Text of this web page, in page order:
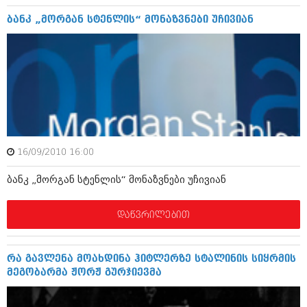
ნოემბერი 2017 (212)
სექტემბერი 2017 (261)
აგვისტო 2017 (212)
ივლისი 2017 (233)
მარტი 2017 (212)
თებერვალი 2017 (205)
იანვარი 2017 (246)
დეკემბერი 2016 (207)
ნოემბერი 2016 (207)
აგვისტო 2016 (258)
ივნისი 2016 (221)
მაისი 2016 (261)
აპრილი 2016 (215)
მარტი 2016 (200)
თებერვალი 2016 (250)
ბანკ „მორგან სტენლის“ მონაზვნები უჩივიან
16/09/2010 16:00
ბანკ „მორგან სტენლის“ მონაზვნები უჩივიან
დაწვრილებით
რა გავლენა მოახდინა ჰიტლერზე სტალინის სიყრმის
მეგობარმა ჟორჟ გურჯიევმა